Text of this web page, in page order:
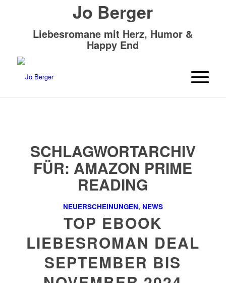
Jo Berger
Liebesromane mit Herz, Humor &
Happy End
SCHLAGWORTARCHIV
FÜR: AMAZON PRIME
READING
NEUERSCHEINUNGEN, NEWS
TOP EBOOK
LIEBESROMAN DEAL
SEPTEMBER BIS